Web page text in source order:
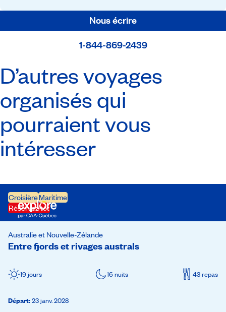
Nous écrire
1-844-869-2439
D’autres voyages
organisés qui
pourraient vous
intéresser
CroisièreMaritime
Réservez tôt
Entre fjords et rivages australs
Australie et Nouvelle-Zélande
19 jours 16 nuits 43 repas
Départ:23 janv. 2028